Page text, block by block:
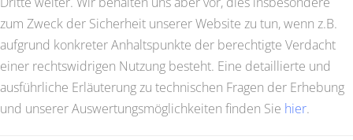
zum Zweck der Sicherheit unserer Website zu tun, wenn z.B.
aufgrund konkreter Anhaltspunkte der berechtigte Verdacht
einer rechtswidrigen Nutzung besteht. Eine detaillierte und
ausführliche Erläuterung zu technischen Fragen der Erhebung
und unserer Auswertungsmöglichkeiten finden Sie hier.